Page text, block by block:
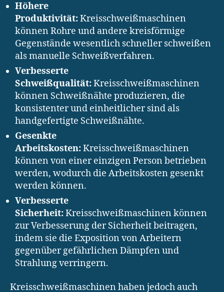
Höhere
Produktivität:Kreisschweißmaschinen
können Rohre und andere kreisförmige
Gegenstände wesentlich schneller schweißen
als manuelle Schweißverfahren.
Verbesserte
Schweißqualität:Kreisschweißmaschinen
können Schweißnähte produzieren, die
konsistenter und einheitlicher sind als
handgefertigte Schweißnähte.
Gesenkte
Arbeitskosten:Kreisschweißmaschinen
können von einer einzigen Person betrieben
werden, wodurch die Arbeitskosten gesenkt
werden können.
Verbesserte
Sicherheit:Kreisschweißmaschinen können
zur Verbesserung der Sicherheit beitragen,
indem sie die Exposition von Arbeitern
gegenüber gefährlichen Dämpfen und
Strahlung verringern.
Kreisschweißmaschinen haben jedoch auch